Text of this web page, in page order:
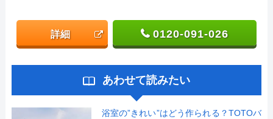
詳細 0120-091-026
あわせて読みたい
浴室の”きれい”はどう作られる？TOTOバ